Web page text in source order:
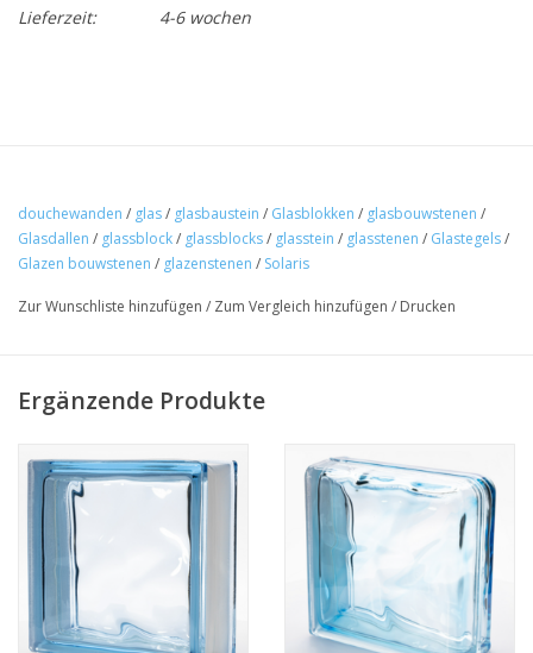
Lieferzeit:
4-6 wochen
douchewanden / glas/ glasbaustein / Glasblokken / glasbouwstenen /
Glasdallen / glassblock/ glassblocks/ glasstein / glasstenen / Glastegels/
Glazen bouwstenen / glazenstenen / Solaris
Zur Wunschliste hinzufügen / Zum Vergleich hinzufügen / Drucken
Ergänzende Produkte